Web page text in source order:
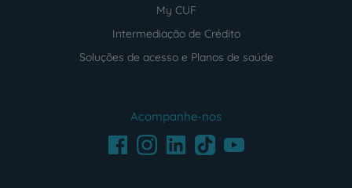
My CUF
Intermediação de Crédito
Soluções de acesso e Planos de saúde
Acompanhe-nos
FacebookInstagramLinkedInTikTokYoutube